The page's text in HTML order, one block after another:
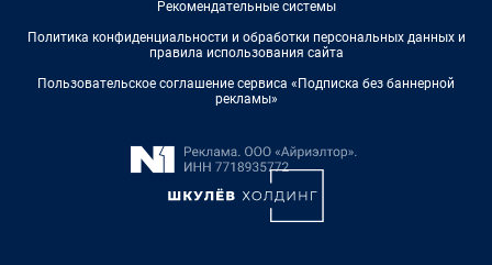
Рекомендательные системы
Политика конфиденциальности и обработки персональных данных и
правила использования сайта
Пользовательское соглашение сервиса «Подписка без баннерной
рекламы»